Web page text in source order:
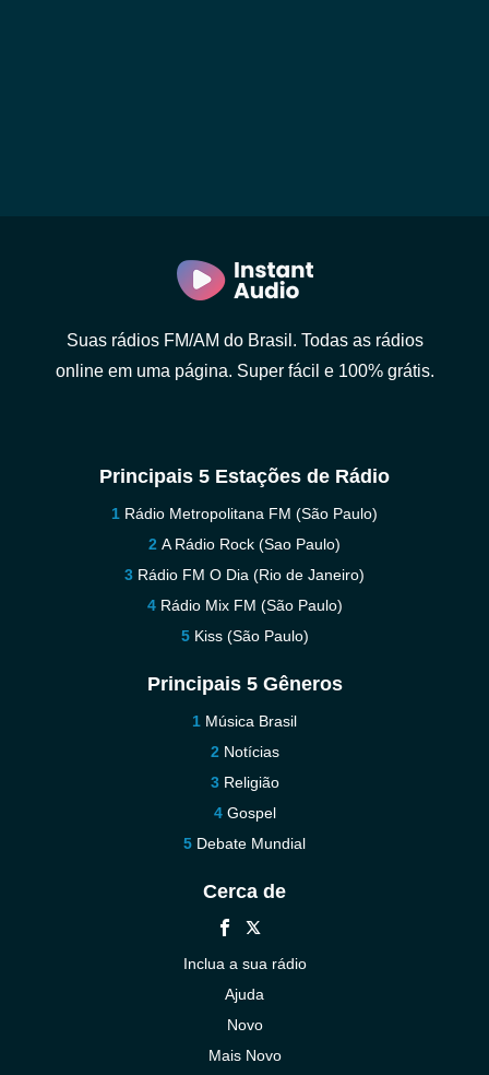
Suas rádios FM/AM do Brasil. Todas as rádios
online em uma página. Super fácil e 100% grátis.
Principais 5 Estações de Rádio
Rádio Metropolitana FM (São Paulo)
A Rádio Rock (Sao Paulo)
Rádio FM O Dia (Rio de Janeiro)
Rádio Mix FM (São Paulo)
Kiss (São Paulo)
Principais 5 Gêneros
Música Brasil
Notícias
Religião
Gospel
Debate Mundial
Cerca de
Inclua a sua rádio
Ajuda
Novo
Mais Novo